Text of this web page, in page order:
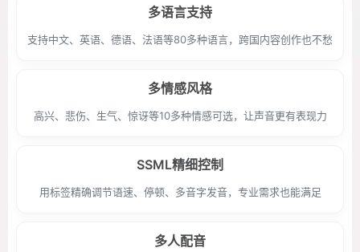
多语言支持
支持中文、英语、德语、法语等80多种语言，跨国内容创作也不愁
多情感风格
高兴、悲伤、生气、惊讶等10多种情感可选，让声音更有表现力
SSML精细控制
用标签精确调节语速、停顿、多音字发音，专业需求也能满足
多人配音